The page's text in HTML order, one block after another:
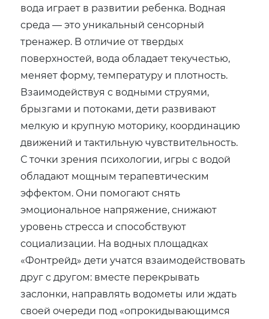
вода играет в развитии ребенка. Водная
среда — это уникальный сенсорный
тренажер. В отличие от твердых
поверхностей, вода обладает текучестью,
меняет форму, температуру и плотность.
Взаимодействуя с водными струями,
брызгами и потоками, дети развивают
мелкую и крупную моторику, координацию
движений и тактильную чувствительность.
С точки зрения психологии, игры с водой
обладают мощным терапевтическим
эффектом. Они помогают снять
эмоциональное напряжение, снижают
уровень стресса и способствуют
социализации. На водных площадках
«Фонтрейд» дети учатся взаимодействовать
друг с другом: вместе перекрывать
заслонки, направлять водометы или ждать
своей очереди под «опрокидывающимся